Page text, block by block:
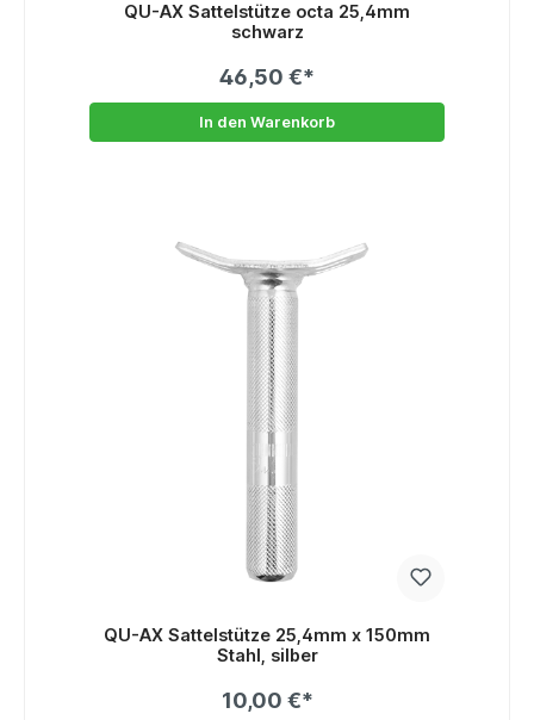
QU-AX Sattelstütze octa 25,4mm
schwarz
46,50 €*
In den Warenkorb
QU-AX Sattelstütze 25,4mm x 150mm
Stahl, silber
10,00 €*